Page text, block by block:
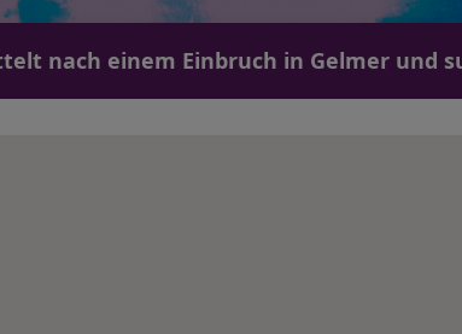
nach einem Einbruch in Gelmer und